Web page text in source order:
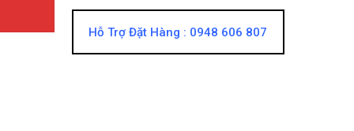
Hỗ Trợ Đặt Hàng : 0948 606 807